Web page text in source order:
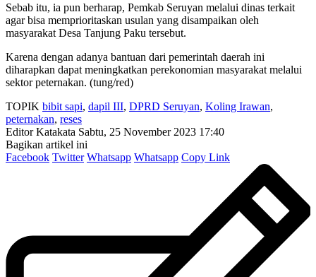
Sebab itu, ia pun berharap, Pemkab Seruyan melalui dinas terkait
agar bisa memprioritaskan usulan yang disampaikan oleh
masyarakat Desa Tanjung Paku tersebut.
Karena dengan adanya bantuan dari pemerintah daerah ini
diharapkan dapat meningkatkan perekonomian masyarakat melalui
sektor peternakan. (tung/red)
TOPIK bibit sapi, dapil III, DPRD Seruyan, Koling Irawan,
peternakan, reses
Editor Katakata Sabtu, 25 November 2023 17:40
Bagikan artikel ini
Facebook Twitter Whatsapp Whatsapp Copy Link